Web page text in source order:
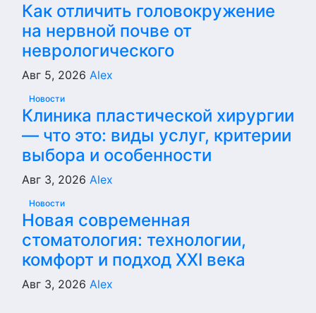
Как отличить головокружение
на нервной почве от
неврологического
Авг 5, 2026 Alex
Новости
Клиника пластической хирургии
— что это: виды услуг, критерии
выбора и особенности
Авг 3, 2026 Alex
Новости
Новая современная
стоматология: технологии,
комфорт и подход XXI века
Авг 3, 2026 Alex